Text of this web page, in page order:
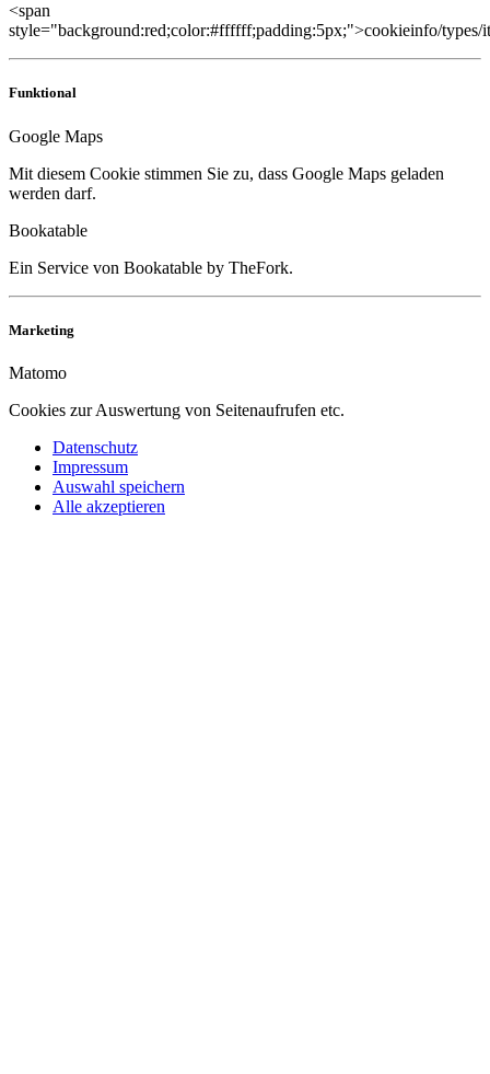
<span
style="background:red;color:#ffffff;padding:5px;">cookieinfo/types/
Funktional
Google Maps
Mit diesem Cookie stimmen Sie zu, dass Google Maps geladen
werden darf.
Bookatable
Ein Service von Bookatable by TheFork.
Marketing
Matomo
Cookies zur Auswertung von Seitenaufrufen etc.
Datenschutz
Impressum
Auswahl speichern
Alle akzeptieren